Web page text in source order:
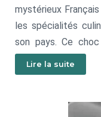
mystérieux
les spécialités
son pays. Ce
ouvre la voie à une
camp.
Lire la suite